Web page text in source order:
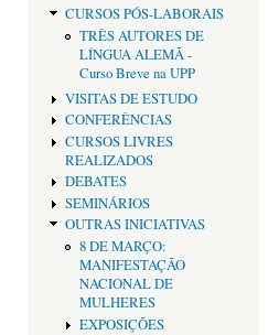
CURSOS PÓS-LABORAIS
TRÊS AUTORES DE
LÍNGUA ALEMÃ -
Curso Breve na UPP
VISITAS DE ESTUDO
CONFERÊNCIAS
CURSOS LIVRES
REALIZADOS
DEBATES
SEMINÁRIOS
OUTRAS INICIATIVAS
8 DE MARÇO:
MANIFESTAÇÃO
NACIONAL DE
MULHERES
EXPOSIÇÕES